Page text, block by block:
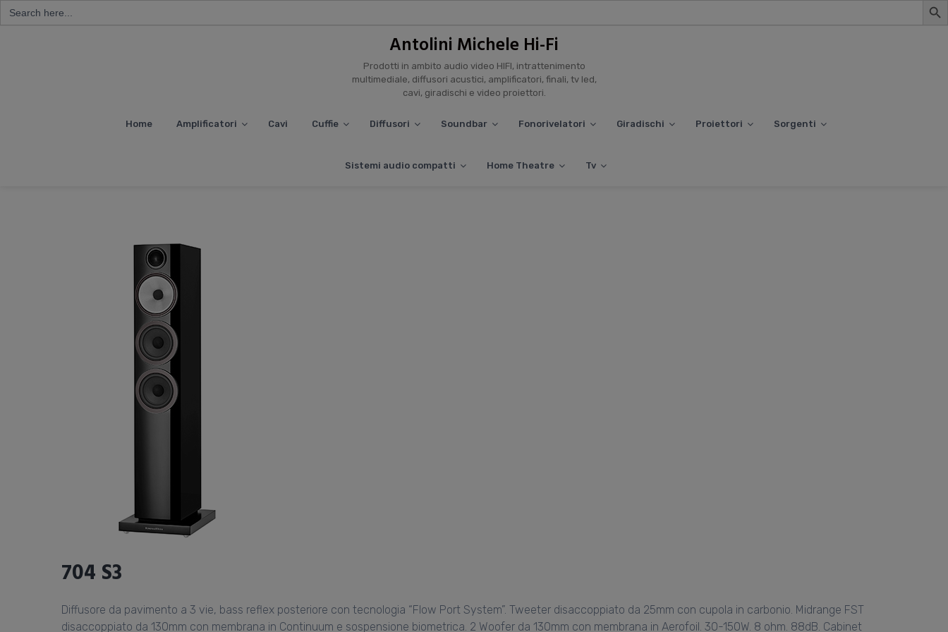
Search
for:
Antolini Michele Hi-Fi
Prodotti in ambito audio video HIFI, intrattenimento
multimediale, diffusori acustici, amplificatori, finali, tv led,
cavi, giradischi e video proiettori.
Home Amplificatori Cavi Cuffie Diffusori Soundbar Fonorivelatori Giradischi Proiettori Sorgenti
Sistemi audio compatti Home Theatre Tv
704 S3
Diffusore da pavimento a 3 vie, bass reflex posteriore con tecnologia “Flow Port System”. Tweeter disaccoppiato da 25mm con cupola in carbonio. Midrange FST
disaccoppiato da 130mm con membrana in Continuum e sospensione biometrica. 2 Woofer da 130mm con membrana in Aerofoil. 30-150W. 8 ohm. 88dB. Cabinet